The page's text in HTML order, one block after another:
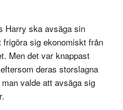
Harry ska avsäga sin
sig ekonomiskt från
Men det var knappast
deras storslagna
valde att avsäga sig